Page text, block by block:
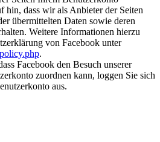
hin, dass wir als Anbieter der Seiten
übermittelten Daten sowie deren
Weitere Informationen hierzu
von Facebook unter
.
Facebook den Besuch unserer
zuordnen kann, loggen Sie sich
aus.